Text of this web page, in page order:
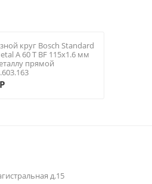
круг Bosch Standard
A 60 T BF 115х1.6 мм
прямой
Р
д.15